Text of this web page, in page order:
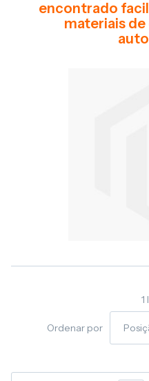
encontrado
materiais
1
Ordenar por